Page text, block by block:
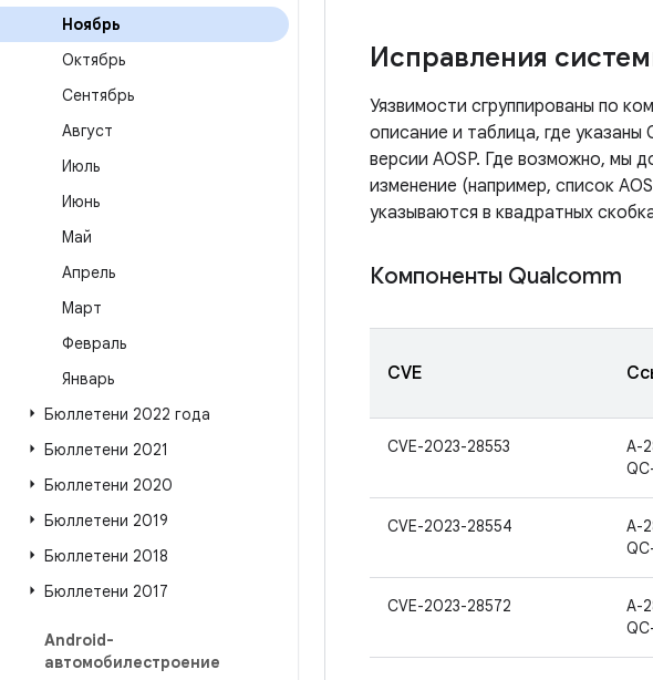
Ноябрь
Октябрь
Сентябрь
Август
Июль
Июнь
Май
Апрель
Март
Февраль
Январь
Бюллетени 2022 года
Бюллетени 2021
Бюллетени 2020
Бюллетени 2019
Бюллетени 2018
Бюллетени 2017
Android-
автомобилестроение
Исправления
Уязвимости сгруппированы по
описание и таблица, где указаны
версии AOSP. Где возможно, мы
изменение (например, список
указываются в квадратных
Компоненты Qualcomm
CVE
CVE-2023-28553
A-
CVE-2023-28554
A-
CVE-2023-28572
A-